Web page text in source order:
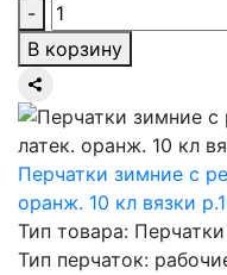
-
В корзину
Перчатки зимние с
оранж. 10 кл вязки
Тип товара: Перчатки
Тип перчаток: